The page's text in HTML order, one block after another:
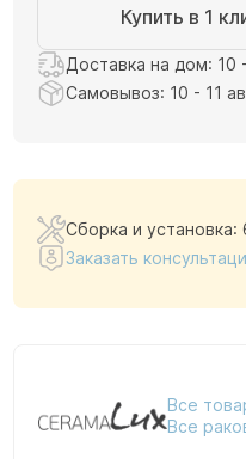
Купить в 1
Доставка на дом: 10
Самовывоз: 10 - 11
Сборка и установка:
Заказать
Все
Все